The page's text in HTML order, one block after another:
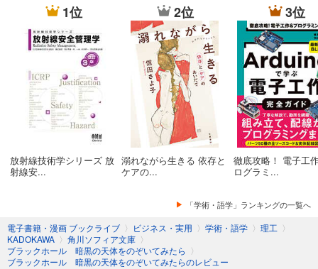
1位
放射線技術学シリーズ 放
射線安...
2位
溺れながら生きる 依存と
ケアの...
3位
徹底攻略！ 電子工
ログラミ...
「学術・語学」ランキングの一覧へ
電子書籍・漫画 ブックライブ 〉 ビジネス・実用 〉 学術・語学 〉 理工 〉
KADOKAWA 〉 角川ソフィア文庫 〉
ブラックホール 暗黒の天体をのぞいてみたら 〉
ブラックホール 暗黒の天体をのぞいてみたらのレビュー